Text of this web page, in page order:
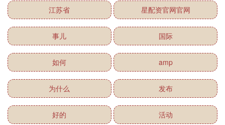
江苏省 星配资官网官网
事儿 国际
如何 amp
为什么 发布
好的 活动